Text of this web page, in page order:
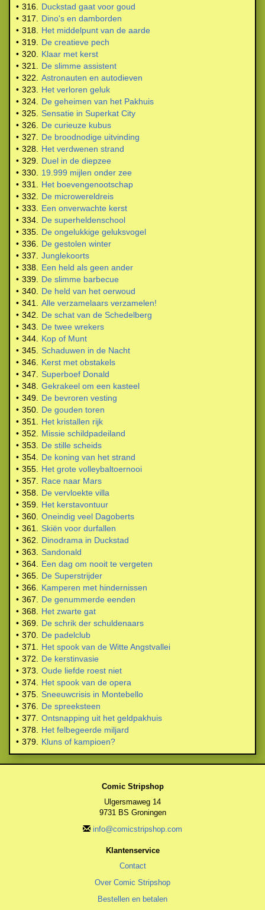
• 316.
Duckstad gaat voor goud
• 317.
Dino's en damborden
• 318.
Het middelpunt van de aarde
• 319.
De creatieve pech
• 320.
Klaar met kerst
• 321.
De slimme assistent
• 322.
Astronauten en autodieven
• 323.
Het verloren geluk
• 324.
De geheimen van het Pakhuis
• 325.
Sensatie in Superkat City
• 326.
De curieuze kubus
• 327.
De broodnodige uitvinding
• 328.
Het verdwenen strand
• 329.
Duel in de diepzee
• 330.
19.999 mijlen onder zee
• 331.
Het boevengenootschap
• 332.
De microwereldreis
• 333.
Een onverwachte kerst
• 334.
De superheldenschool
• 335.
De ongelukkige geluksvogel
• 336.
De gestolen winter
• 337.
Junglekoorts
• 338.
Een held als geen ander
• 339.
De slimme barbecue
• 340.
De held van het oerwoud
• 341.
Alle verzamelaars verzamelen!
• 342.
De schat van de Schedelberg
• 343.
De twee wrekers
• 344.
Kop of Munt
• 345.
Schaduwen in de Nacht
• 346.
Kerst met obstakels
• 347.
Superboef Donald
• 348. Gekrakeel om een kasteel
• 349.
De bevroren vesting
• 350.
De gouden toren
• 351.
Het kristallen rijk
• 352.
Missie schildpadeiland
• 353.
De stille scheids
• 354.
De koning van het strand
• 355.
Het grote volleybaltoernooi
• 357.
Race naar Mars
• 358.
De vervloekte villa
• 359.
Het kerstavontuur
• 360. Oneindig veel Dagoberts
• 361.
Skiën voor durfallen
• 362.
Dinodrama in Duckstad
• 363.
Sandonald
• 364.
Een dag om nooit te vergeten
• 365.
De Superstrijder
• 366.
Kamperen met hindernissen
• 367.
De genummerde eenden
• 368.
Het zwarte gat
• 369.
De schrik der schuldenaars
• 370.
De padelclub
• 371.
Het spook van de Witte Angstvallei
• 372.
De kerstinvasie
• 373.
Oude liefde roest niet
• 374.
Het spook van de opera
• 375.
Sneeuwcrisis in Montebello
• 376.
De spreeksteen
• 377.
Ontsnapping uit het geldpakhuis
• 378.
Het felbegeerde miljard
• 379. Kluns of kampioen?
Comic Stripshop
Ulgersmaweg 14
9731 BS Groningen
info@comicstripshop.com
Klantenservice
Contact
Over Comic Stripshop
Bestellen en betalen